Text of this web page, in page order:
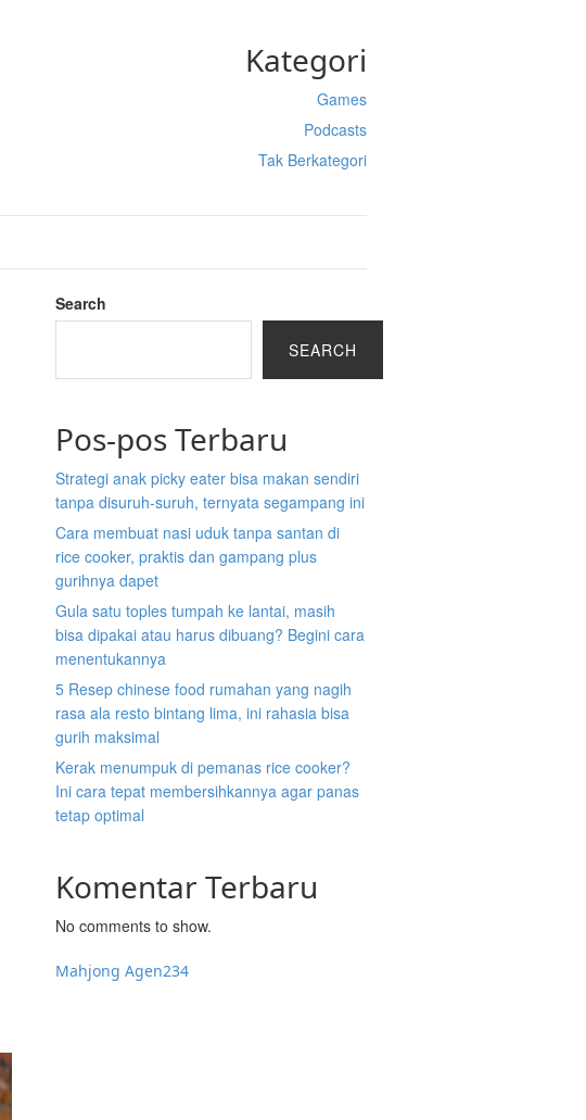
Kategori
Games
Podcasts
Tak Berkategori
Search
SEARCH
Pos-pos Terbaru
Strategi anak picky eater bisa makan sendiri
tanpa disuruh-suruh, ternyata segampang ini
Cara membuat nasi uduk tanpa santan di
rice cooker, praktis dan gampang plus
gurihnya dapet
Gula satu toples tumpah ke lantai, masih
bisa dipakai atau harus dibuang? Begini cara
menentukannya
5 Resep chinese food rumahan yang nagih
rasa ala resto bintang lima, ini rahasia bisa
gurih maksimal
Kerak menumpuk di pemanas rice cooker?
Ini cara tepat membersihkannya agar panas
tetap optimal
Komentar Terbaru
No comments to show.
Mahjong Agen234